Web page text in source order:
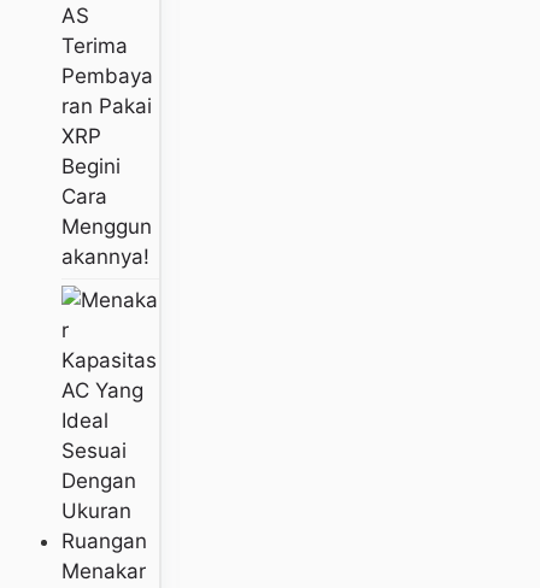
AS
Terima
Pembaya
Ran Pakai
XRP
Begini
Cara
Menggun
Akannya!
Menakar